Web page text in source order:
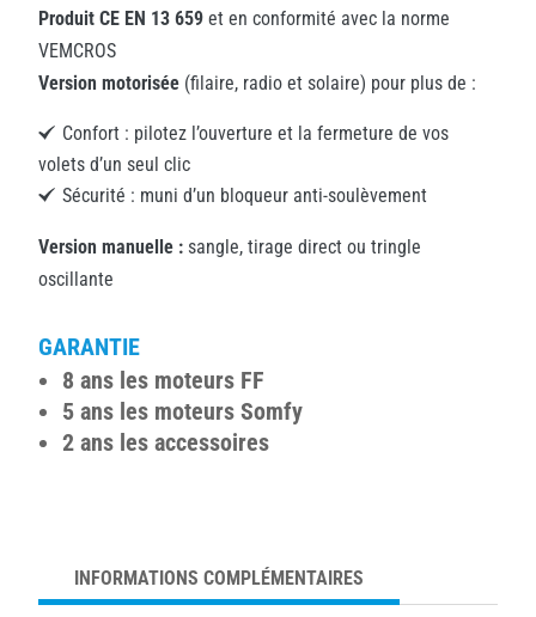
Produit CE EN 13 659 et en conformité avec la norme
VEMCROS
Version motorisée (filaire, radio et solaire) pour plus de :
Confort : pilotez l’ouverture et la fermeture de vos
volets d’un seul clic
Sécurité : muni d’un bloqueur anti-soulèvement
Version manuelle : sangle, tirage direct ou tringle
oscillante
GARANTIE
8 ans les moteurs FF
5 ans les moteurs Somfy
2 ans les accessoires
INFORMATIONS COMPLÉMENTAIRES